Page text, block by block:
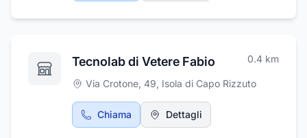
Tecnolab di Vetere Fabio 0.4 km
Via Crotone, 49, Isola di Capo Rizzuto
Chiama Dettagli